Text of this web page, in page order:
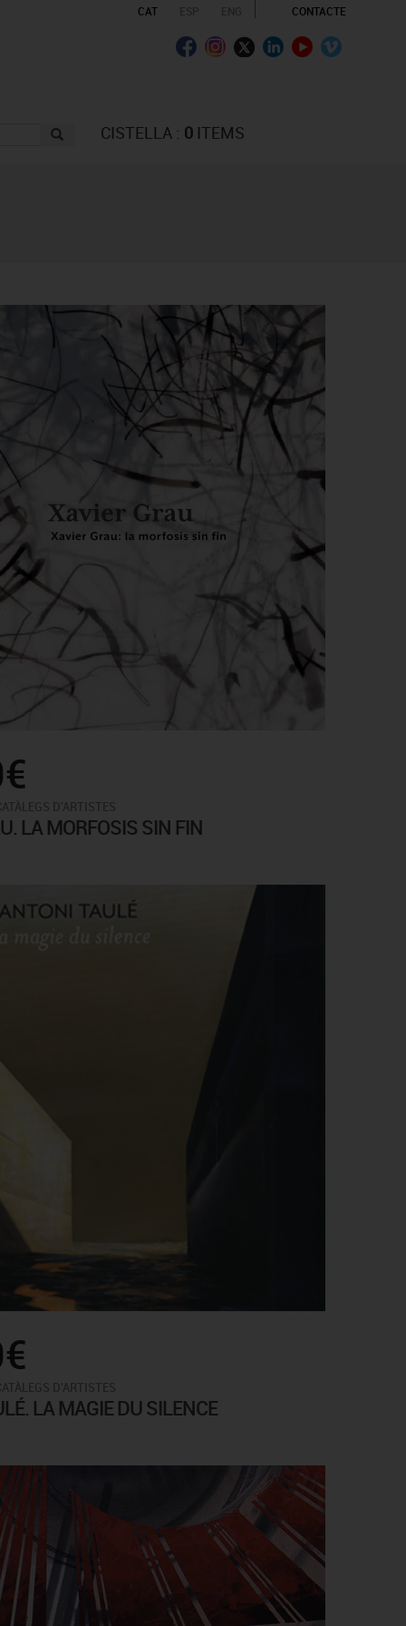
CAT CONTACTE
CISTELLA : 0 ITEMS
LA MORFOSIS SIN FIN
LA MAGIE DU SILENCE